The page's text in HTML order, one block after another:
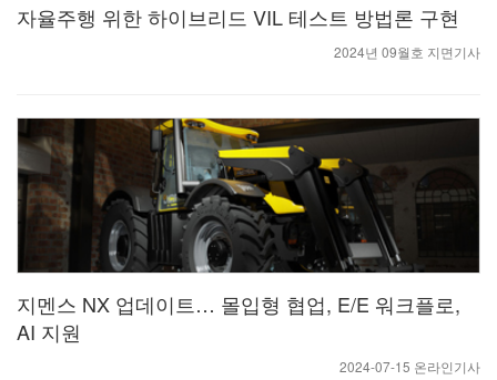
자율주행 위한 하이브리드 VIL 테스트 방법론 구현
2024년 09월호 지면기사
지멘스 NX 업데이트… 몰입형 협업, E/E 워크플로,
AI 지원
2024-07-15 온라인기사